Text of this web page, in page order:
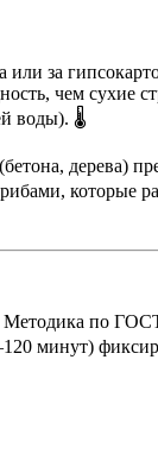
за
чем сухие
воды). 🌡️
которые
по
минут)